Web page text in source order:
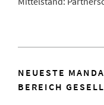
NEUESTE
BEREICH